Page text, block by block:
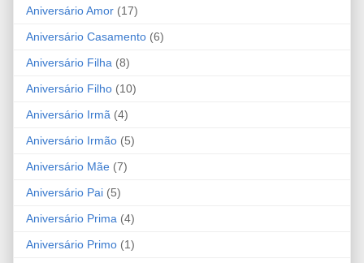
Aniversário Amor (17)
Aniversário Casamento (6)
Aniversário Filha (8)
Aniversário Filho (10)
Aniversário Irmã (4)
Aniversário Irmão (5)
Aniversário Mãe (7)
Aniversário Pai (5)
Aniversário Prima (4)
Aniversário Primo (1)